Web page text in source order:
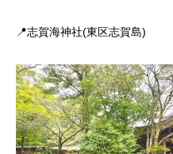
📍志賀海神社(東区志賀島)